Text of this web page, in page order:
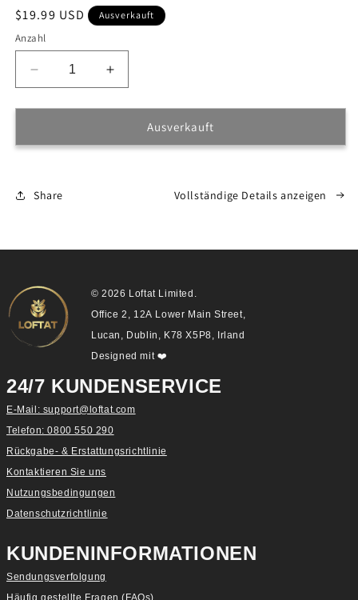
Normaler
Preis
$19.99 USD Ausverkauft
Anzahl
Verringere
die
Menge
Erhöhe
die
Menge
Ausverkauft
Share Vollständige Details anzeigen
24/7 KUNDENSERVICE
E-Mail: support@loftat.com
Telefon: 0800 550 290
Rückgabe- & Erstattungsrichtlinie
Kontaktieren Sie uns
Nutzungsbedingungen
Datenschutzrichtlinie
KUNDENINFORMATIONEN
Sendungsverfolgung
© 2026 Loftat Limited.
Office 2, 12A Lower Main Street,
Lucan, Dublin, K78 X5P8, Irland
Designed mit ❤️